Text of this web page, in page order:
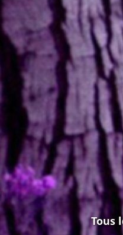
Tous